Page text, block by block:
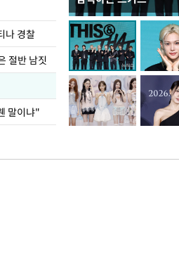
나 경찰
절반 남짓
말이냐"
지석천 뒤덮은 개구리